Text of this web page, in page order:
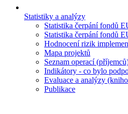
Statistiky a analýzy
Statistika čerpání fondů
Statistika čerpání fondů
Hodnocení rizik
Mapa projektů
Seznam operací
Indikátory - co bylo
Evaluace a analýzy
Publikace